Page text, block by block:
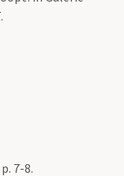
7-8.